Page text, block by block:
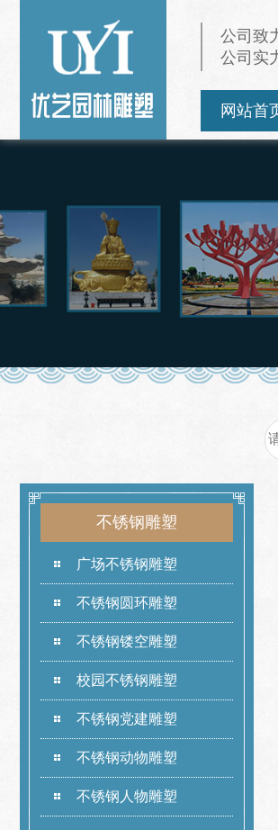
公司致
公司实
网站首
不锈钢雕塑
广场不锈钢雕塑
不锈钢圆环雕塑
不锈钢镂空雕塑
校园不锈钢雕塑
不锈钢党建雕塑
不锈钢动物雕塑
不锈钢人物雕塑